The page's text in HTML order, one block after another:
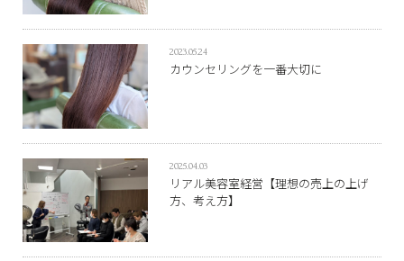
2023.05.24
カウンセリングを一番大切に
2025.04.03
リアル美容室経営【理想の売上の上げ
方、考え方】